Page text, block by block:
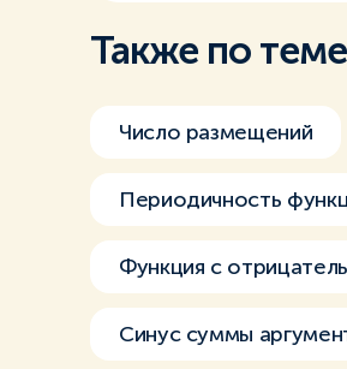
Также по теме
Число размещений
Периодичность
Функция с
Синус суммы